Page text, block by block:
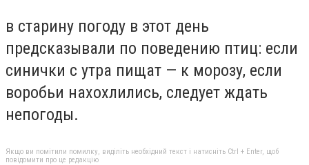
в старину погоду в этот день
предсказывали по поведению птиц: если
синички с утра пищат — к морозу, если
воробьи нахохлились, следует ждать
непогоды.
Якщо ви помітили помилку, виділіть необхідний текст і натисніть Ctrl + Enter, щоб
повідомити про це редакцію